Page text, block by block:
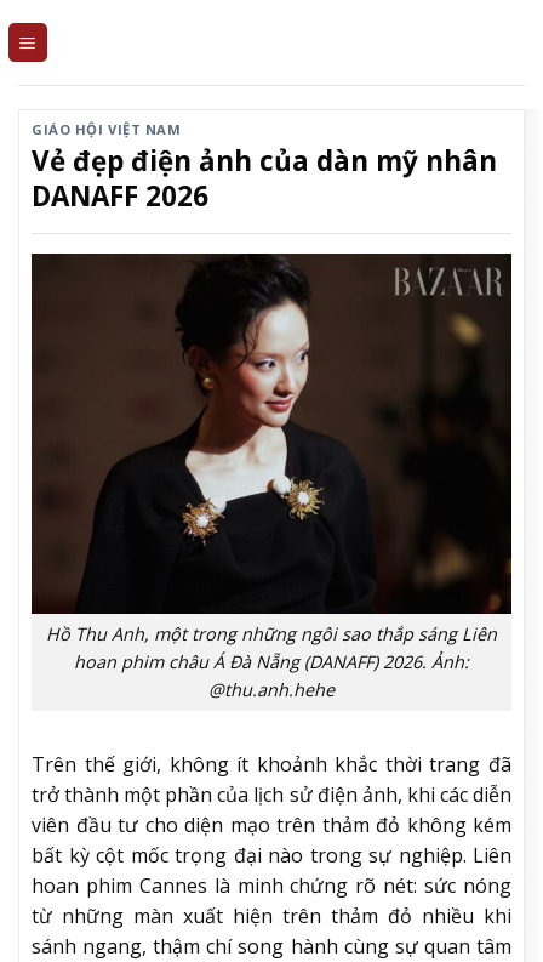
GIÁO HỘI VIỆT NAM
Vẻ đẹp điện ảnh của dàn mỹ nhân
DANAFF 2026
Hồ Thu Anh, một trong những ngôi sao thắp sáng Liên
hoan phim châu Á Đà Nẵng (DANAFF) 2026. Ảnh:
@thu.anh.hehe
Trên thế giới, không ít khoảnh khắc thời trang đã
trở thành một phần của lịch sử điện ảnh, khi các diễn
viên đầu tư cho diện mạo trên thảm đỏ không kém
bất kỳ cột mốc trọng đại nào trong sự nghiệp. Liên
hoan phim Cannes là minh chứng rõ nét: sức nóng
từ những màn xuất hiện trên thảm đỏ nhiều khi
sánh ngang, thậm chí song hành cùng sự quan tâm